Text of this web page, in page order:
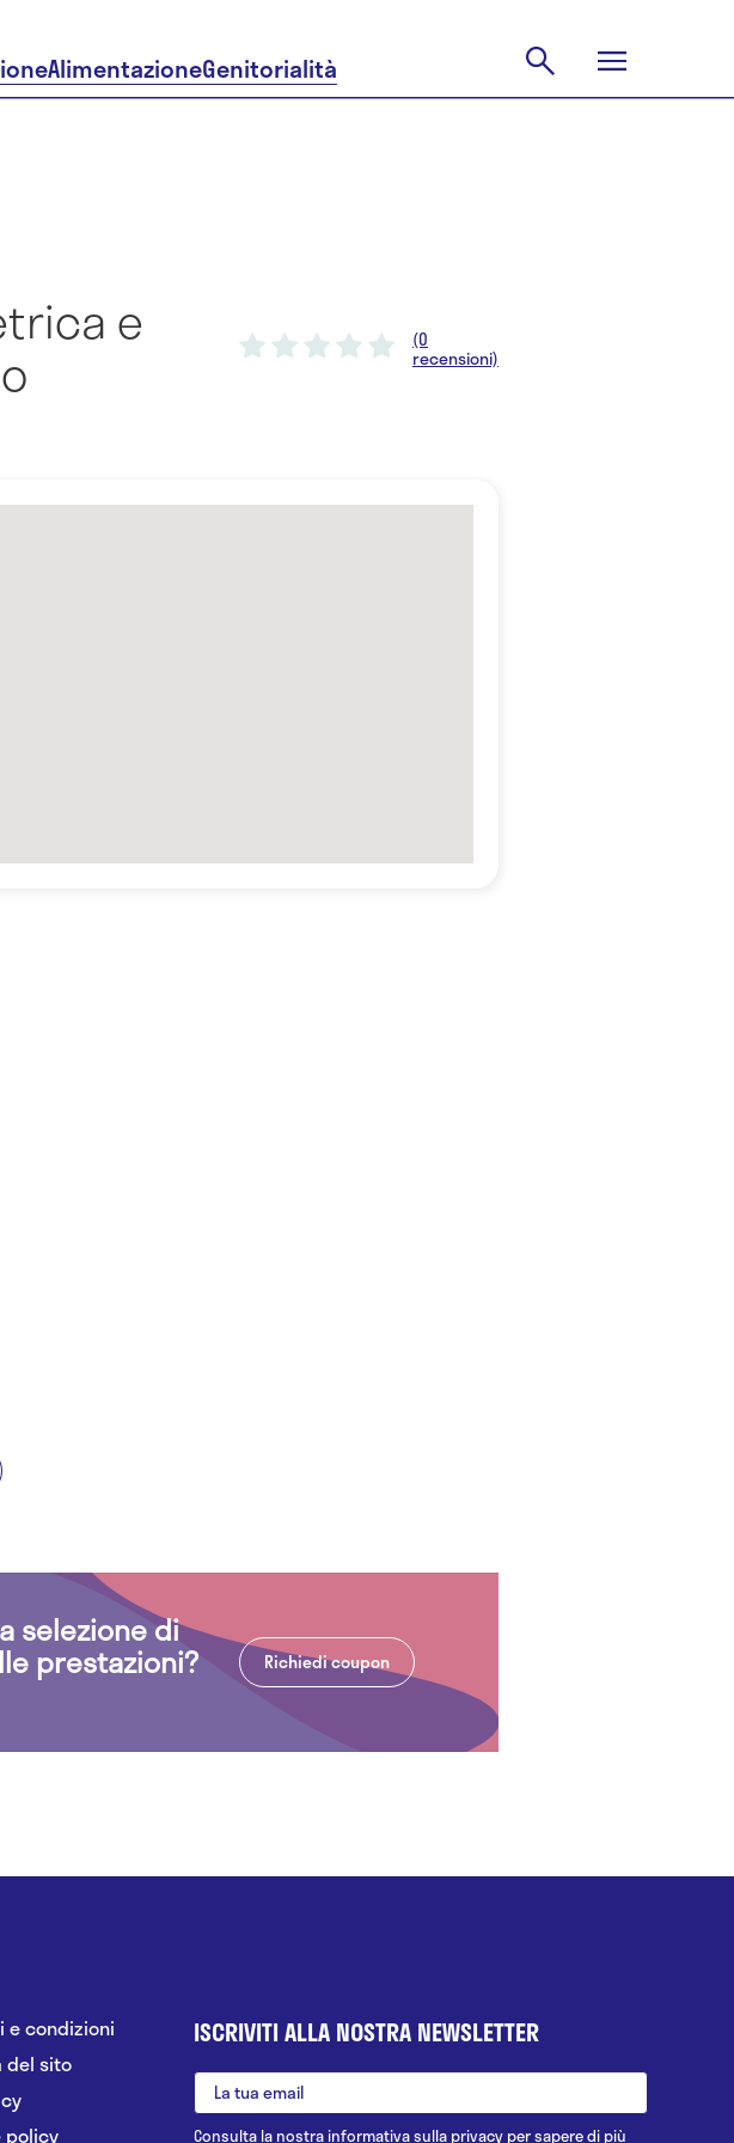
AlimentazioneGenitorialità
e (0
recensioni)
selezione di
prestazioni? Richiedi coupon
e condizioni
del sito
policy
ISCRIVITI ALLA NOSTRA NEWSLETTER
Consulta la nostrainformativa sulla privacy per sapere di più